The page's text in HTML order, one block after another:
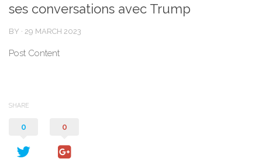
ses conversations avec Trump
BY · 29 MARCH 2023
Post Content
SHARE
0 0